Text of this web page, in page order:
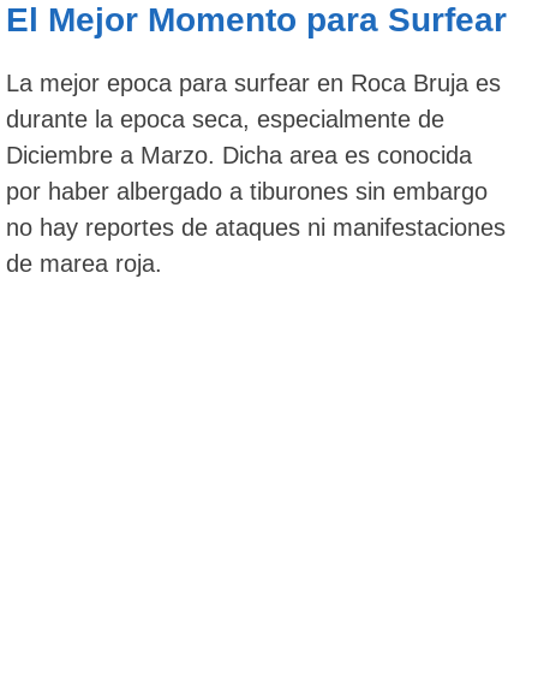
El Mejor Momento para Surfear
La mejor epoca para surfear en Roca Bruja es
durante la epoca seca, especialmente de
Diciembre a Marzo. Dicha area es conocida
por haber albergado a tiburones sin embargo
no hay reportes de ataques ni manifestaciones
de marea roja.